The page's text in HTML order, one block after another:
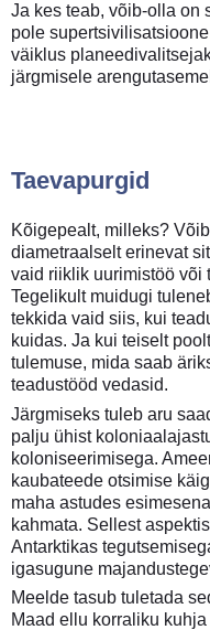
Ja kes teab, võib-olla on
pole
väiklus
järgmisele
Taevapurgid
Kõigepealt, milleks?
diametraalselt erinevat
vaid riiklik uurimistöö või
Tegelikult muidugi
tekkida vaid siis, kui
kuidas. Ja kui teiselt
tulemuse, mida saab
teadustööd vedasid.
Järgmiseks tuleb aru
palju ühist
koloniseerimisega.
kaubateede otsimise
maha astudes
kahmata. Sellest
Antarktikas
igasugune
Meelde tasub tuletada
Maad ellu korraliku